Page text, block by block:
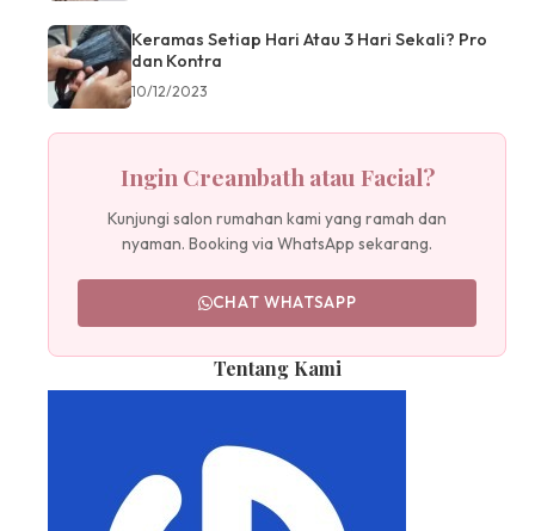
Keramas Setiap Hari Atau 3 Hari Sekali? Pro
dan Kontra
10/12/2023
Ingin Creambath atau Facial?
Kunjungi salon rumahan kami yang ramah dan
nyaman. Booking via WhatsApp sekarang.
CHAT WHATSAPP
Tentang Kami